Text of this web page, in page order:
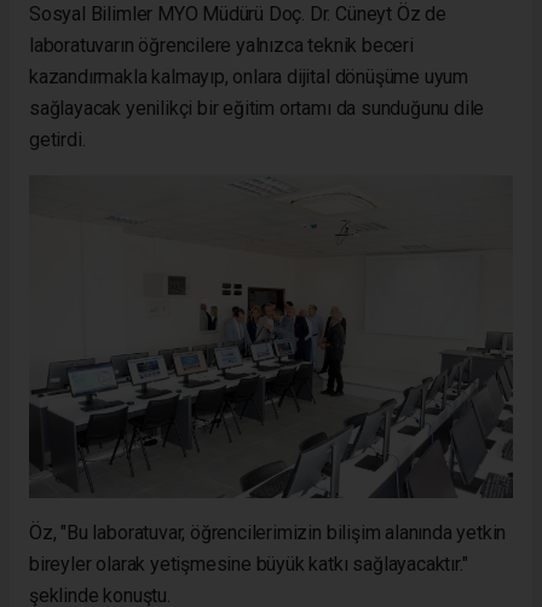
Sosyal Bilimler MYO Müdürü Doç. Dr. Cüneyt Öz de
laboratuvarın öğrencilere yalnızca teknik beceri
kazandırmakla kalmayıp, onlara dijital dönüşüme uyum
sağlayacak yenilikçi bir eğitim ortamı da sunduğunu dile
getirdi.
Öz, "Bu laboratuvar, öğrencilerimizin bilişim alanında yetkin
bireyler olarak yetişmesine büyük katkı sağlayacaktır."
şeklinde konuştu.